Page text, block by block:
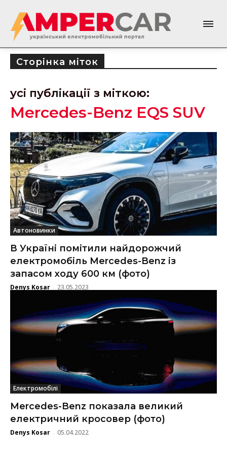
Сторінка міток
усі публікації з міткою:
Mercedes-Benz EQS SUV
Автоновинки
В Україні помітили найдорожчий
електромобіль Mercedes-Benz із
запасом ходу 600 км (фото)
Denys Kosar - 23.05.2023
Електромобілі
Mercedes-Benz показала великий
електричний кросовер (фото)
Denys Kosar - 05.04.2022